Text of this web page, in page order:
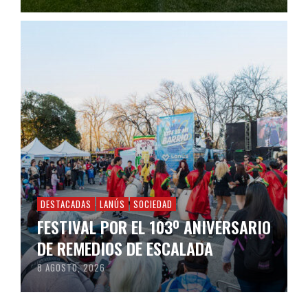
DESTACADAS LANÚS SOCIEDAD
FESTIVAL POR EL 103º ANIVERSARIO
DE REMEDIOS DE ESCALADA
8 AGOSTO, 2026